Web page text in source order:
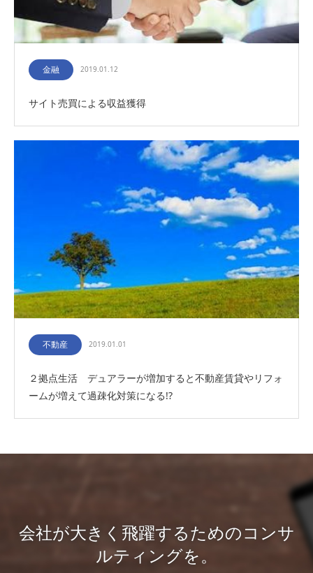
金融 2019.01.12
サイト売買による収益獲得
不動産 2019.01.01
２拠点生活 デュアラーが増加すると不動産賃貸やリフォ
ームが増えて過疎化対策になる!?
会社が大きく飛躍するためのコンサ
ルティングを。